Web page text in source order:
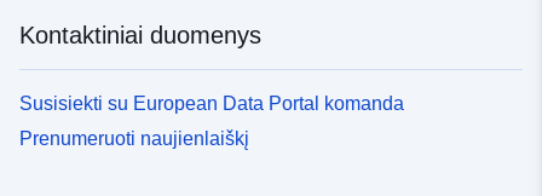
Kontaktiniai duomenys
Susisiekti su European Data Portal komanda
Prenumeruoti naujienlaiškį